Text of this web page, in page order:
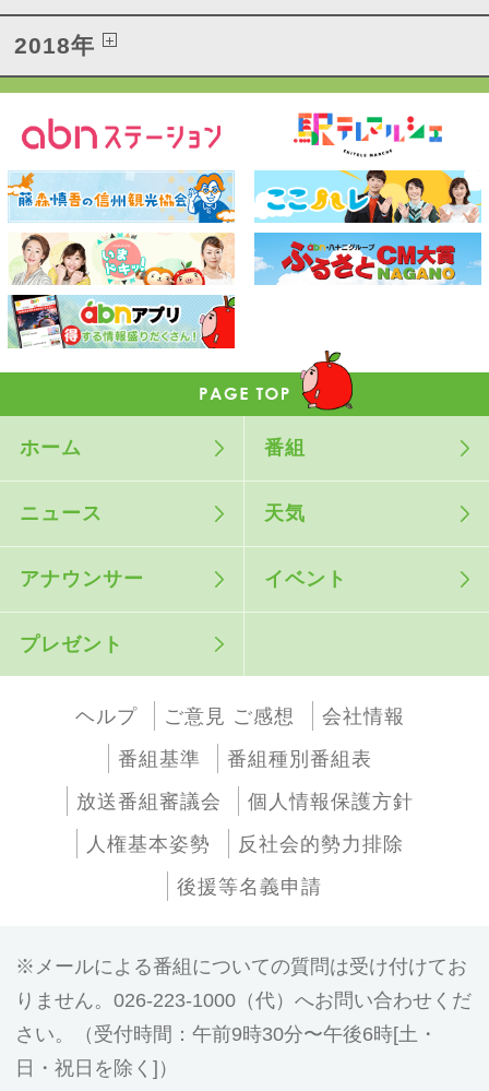
2018年
ホーム 番組
ニュース 天気
アナウンサー イベント
プレゼント
ヘルプ ご意見 ご感想
会社情報
番組基準
番組種別番組表
放送番組審議会
個人情報保護方針
人権基本姿勢
反社会的勢力排除
後援等名義申請
メールによる番組についての質問は受け付けてお
りません。026-223-1000（代）へお問い合わせくだ
さい。（受付時間：午前9時30分〜午後6時[土・
日・祝日を除く]）